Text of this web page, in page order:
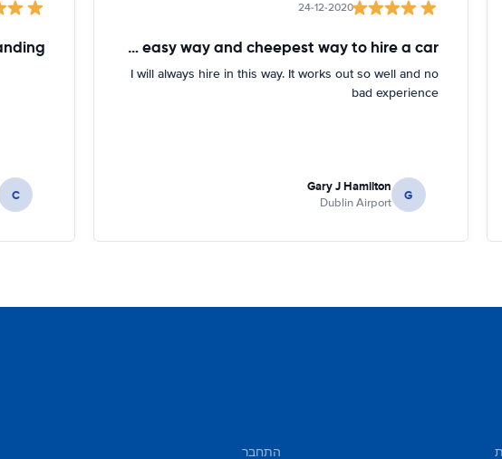
24-12-2020
The easy way and cheepest way to hire a car
I will always hire in this way. It works out so well and no
bad experience
G
Gary J Hamilton
Dublin Airport
C
התחבר